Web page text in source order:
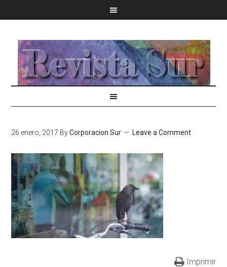
26 enero, 2017 ByCorporacion Sur Leave a Comment
Imprimir